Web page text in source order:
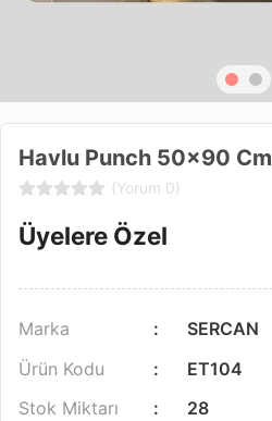
Havlu Punch 50x90 Cm
(Yorum 0)
Üyelere Özel
Marka
SERCAN
Ürün Kodu
ET104
Stok Miktarı
28